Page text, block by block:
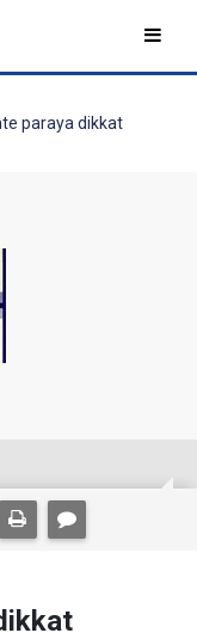
paraya dikkat